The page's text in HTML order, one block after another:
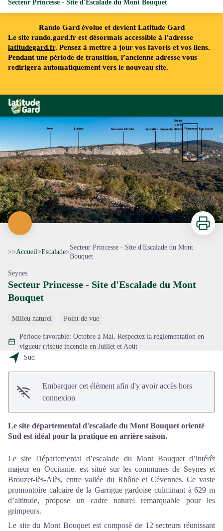
Rando Gard évolue et devient Latitude Gard
Le site rando.gard.fr est désormais accessible à l’adresse
latitudegard.fr. Pensez à mettre à jour vos favoris et vos liens.
Pendant une période de transition, l’ancienne adresse vous
redirigera automatiquement vers le nouveau site.
Rando Gard
Secteur Princesse - Site d'Escalade du Mont Bouquet
Imprimer
>>Accueil>Escalade>
Secteur Princesse - Site d'Escalade du Mont
Bouquet
Seynes
Secteur Princesse - Site d'Escalade du Mont
Bouquet
Milieu naturel Point de vue
Période favorable: Octobre à Mai. Respectez la réglementation en
vigueur (risque incendie en Juillet et Août
Sud
Embarquer cet élément afin d'y avoir accès hors
connexion
Le site départemental d'escalade du Mont Bouquet orienté
Sud est idéal pour la pratique en arrière saison.
Le site Départemental d’escalade du Mont Bouquet d’intérêt
majeur en Occitanie. est situé sur les communes de Seynes et
Brouzet-lès-Alès, entre vallée du Rhône et Cévennes. Ce vaste
promontoire calcaire de la Garrigue gardoise culminant à 629 m
d’altitude, propose un cadre naturel remarquable pour les
grimpeurs.
Le site du Mont Bouquet est composé de 12 secteurs réunissant